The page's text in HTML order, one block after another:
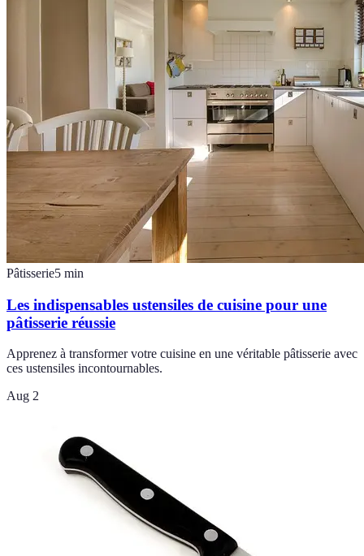
Pâtisserie5 min
Les indispensables ustensiles de cuisine pour une
pâtisserie réussie
Apprenez à transformer votre cuisine en une véritable pâtisserie avec
ces ustensiles incontournables.
Aug 2